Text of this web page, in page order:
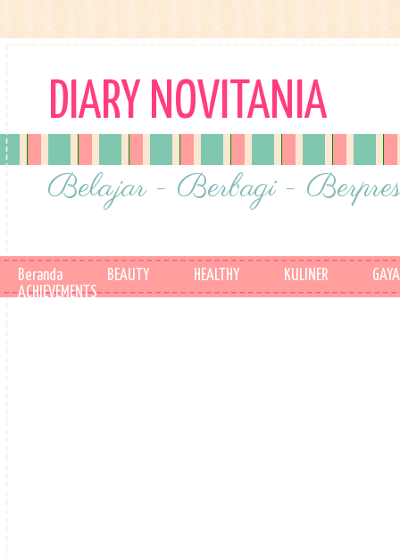
DIARY NOVITANIA
Belajar - Berbagi -
Beranda BEAUTY HEALTHY KULINER
ACHIEVEMENTS